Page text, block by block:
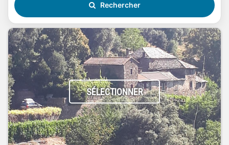
Rechercher
SÉLECTIONNER